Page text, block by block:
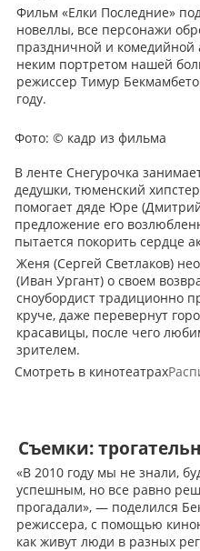
Фильм «Елки Последние»
новеллы, все персонажи
праздничной и комедийной
неким портретом нашей
режиссер Тимур
году.
Фото: © кадр из фильма
В ленте Снегурочка
дедушки, тюменский
помогает дяде Юре
предложение его
пытается покорить сердце
Женя (Сергей Светлаков)
(Иван Ургант) о своем
сноубордист традиционно
круче, даже перевернут
красавицы, после чего
зрителем.
Смотреть в кинотеатрах
Съемки:
«В 2010 году мы не знали,
успешным, но все равно
прогадали», — поделился
режиссера, с помощью
как живут люди в разных